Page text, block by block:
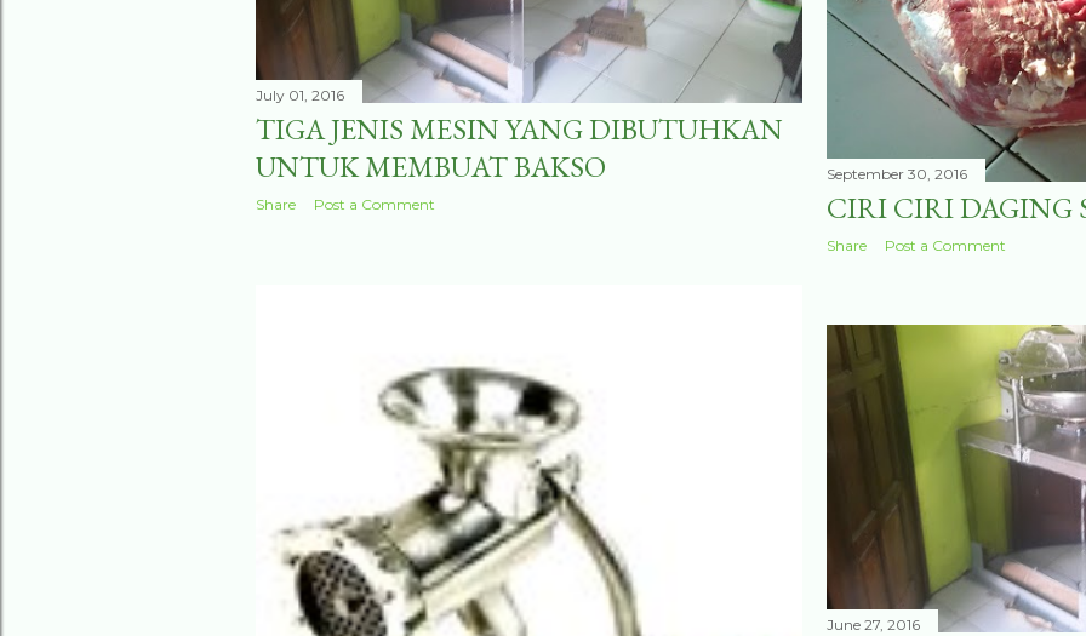
September 30, 2016
CIRI CIRI DAGING
Share Post a Comment
July 01, 2016
TIGA JENIS MESIN YANG DIBUTUHKAN
UNTUK MEMBUAT BAKSO
Share Post a Comment
June 27, 2016